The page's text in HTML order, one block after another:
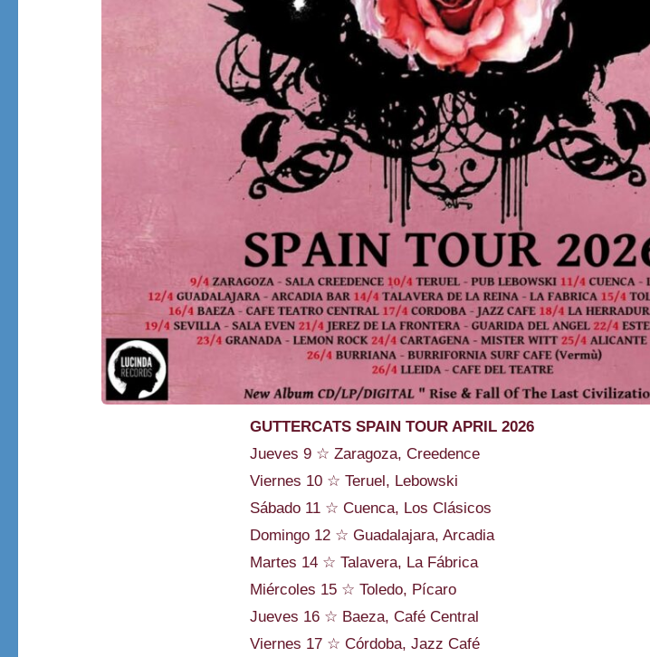
GUTTERCATS SPAIN TOUR APRIL 2026
Jueves 9 ☆ Zaragoza, Creedence
Viernes 10 ☆ Teruel, Lebowski
Sábado 11 ☆ Cuenca, Los Clásicos
Domingo 12 ☆ Guadalajara, Arcadia
Martes 14 ☆ Talavera, La Fábrica
Miércoles 15 ☆ Toledo, Pícaro
Jueves 16 ☆ Baeza, Café Central
Viernes 17 ☆ Córdoba, Jazz Café